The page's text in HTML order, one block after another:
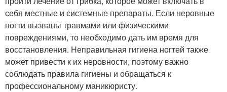
себя местные и системные препараты. Если неровные
ногти вызваны травмами или физическими
повреждениями, то необходимо дать им время для
восстановления. Неправильная гигиена ногтей также
может привести к их неровности, поэтому важно
соблюдать правила гигиены и обращаться к
профессиональному маникюристу.